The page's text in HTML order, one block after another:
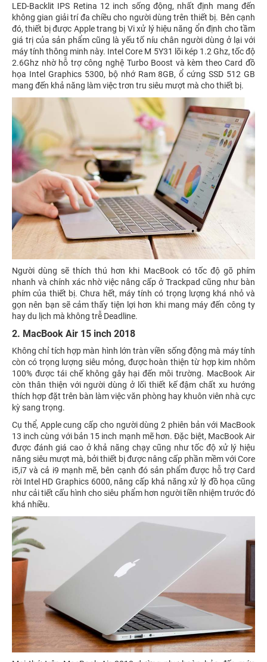
LED-Backlit IPS Retina 12 inch sống động, nhất định mang đến
không gian giải trí đa chiều cho người dùng trên thiết bị. Bên cạnh
đó, thiết bị được Apple trang bị Vi xử lý hiệu năng ổn định cho tầm
giá trị của sản phẩm cũng là yếu tố níu chân người dùng ở lại với
máy tính thông minh này. Intel Core M 5Y31 lõi kép 1.2 Ghz, tốc độ
2.6Ghz nhờ hỗ trợ công nghệ Turbo Boost và kèm theo Card đồ
họa Intel Graphics 5300, bộ nhớ Ram 8GB, ổ cứng SSD 512 GB
mang đến khả năng làm việc trơn tru siêu mượt mà cho thiết bị.
Người dùng sẽ thích thú hơn khi MacBook có tốc độ gõ phím
nhanh và chính xác nhờ việc nâng cấp ở Trackpad cũng như bàn
phím của thiết bị. Chưa hết, máy tính có trọng lượng khá nhỏ và
gọn nên bạn sẽ cảm thấy tiện lợi hơn khi mang máy đến công ty
hay du lịch mà không trễ Deadline.
2. MacBook Air 15 inch 2018
Không chỉ tích hợp màn hình lớn tràn viền sống động mà máy tính
còn có trọng lượng siêu mỏng, được hoàn thiện từ hợp kim nhôm
100% được tái chế không gây hại đến môi trường. MacBook Air
còn thân thiện với người dùng ở lối thiết kế đậm chất xu hướng
thích hợp đặt trên bàn làm việc văn phòng hay khuôn viên nhà cực
kỳ sang trọng.
Cụ thể, Apple cung cấp cho người dùng 2 phiên bản với MacBook
13 inch cùng với bản 15 inch mạnh mẽ hơn. Đặc biệt, MacBook Air
được đánh giá cao ở khả năng chạy cũng như tốc độ xử lý hiệu
năng siêu mượt mà, bởi thiết bị được nâng cấp phần mềm với Core
i5,i7 và cả i9 mạnh mẽ, bên cạnh đó sản phẩm được hỗ trợ Card
rời Intel HD Graphics 6000, nâng cấp khả năng xử lý đồ họa cũng
như cải tiết cấu hình cho siêu phẩm hơn người tiền nhiệm trước đó
khá nhiều.